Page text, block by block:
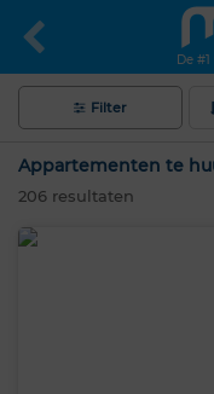
De
Filter
Appartementen te
206 resultaten